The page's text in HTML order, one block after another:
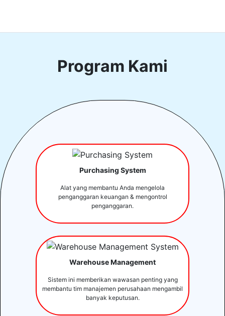
Program Kami
Purchasing System
Alat yang membantu Anda mengelola
penganggaran keuangan & mengontrol
penganggaran.
Warehouse Management
Sistem ini memberikan wawasan penting yang
membantu tim manajemen perusahaan mengambil
banyak keputusan.